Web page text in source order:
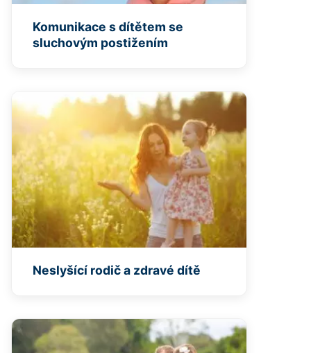
Komunikace s dítětem se
sluchovým postižením
Neslyšící rodič a zdravé dítě